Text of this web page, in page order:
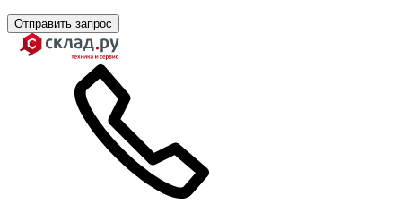
Отправить запрос